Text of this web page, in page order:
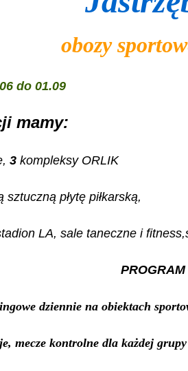
obozy
do 01.09
mamy:
3 kompleksy ORLIK
sztuczną płytę piłkarską,
LA, sale taneczne i
dziennie na obiektach
mecze kontrolne dla każdej